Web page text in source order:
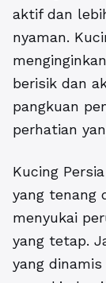
aktif dan
nyaman.
berisik dan
pangkuan
perhatian
Kucing
yang tenang
menyukai
yang tetap.
yang